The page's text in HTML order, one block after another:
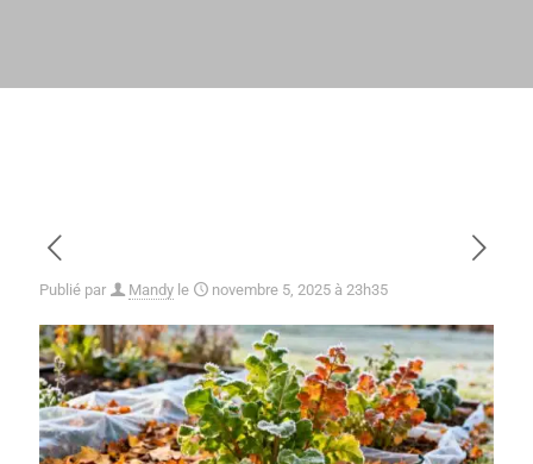
Publié par Mandy le novembre 5, 2025 à 23h35